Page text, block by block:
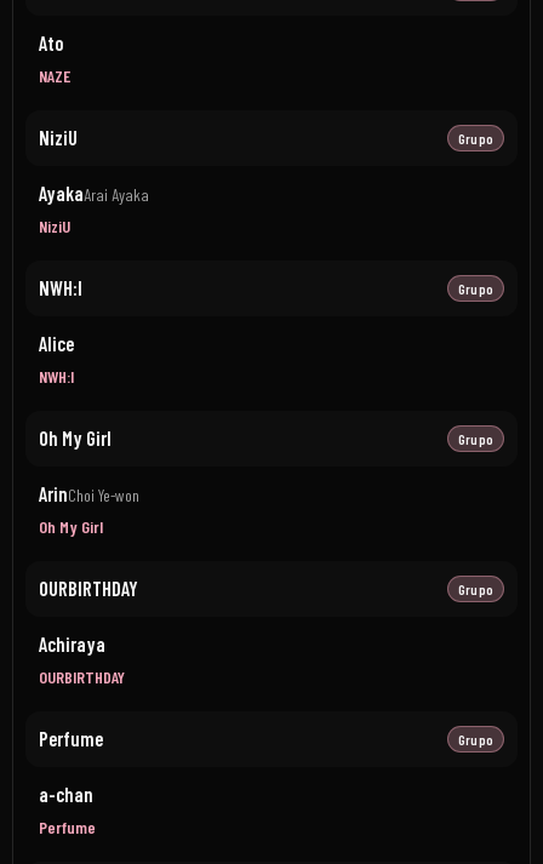
Ato
NAZE
NiziU Grupo
AyakaArai Ayaka
NiziU
NWH:I Grupo
Alice
NWH:I
Oh My Girl Grupo
ArinChoi Ye-won
Oh My Girl
OURBIRTHDAY Grupo
Achiraya
OURBIRTHDAY
Perfume Grupo
a-chan
Perfume